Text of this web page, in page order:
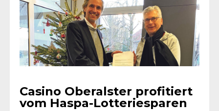
Casino Oberalster profitiert
vom Haspa-Lotteriesparen